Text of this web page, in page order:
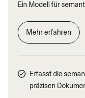
Ein Modell für
Mehr erfahren
Erfasst die
präzisen